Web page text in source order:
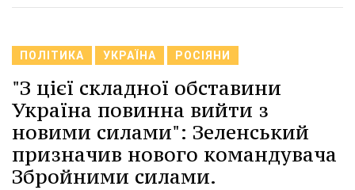
ПОЛІТИКА УКРАЇНА РОСІЯНИ
"З цієї складної обставини
Україна повинна вийти з
новими силами": Зеленський
призначив нового командувача
Збройними силами.